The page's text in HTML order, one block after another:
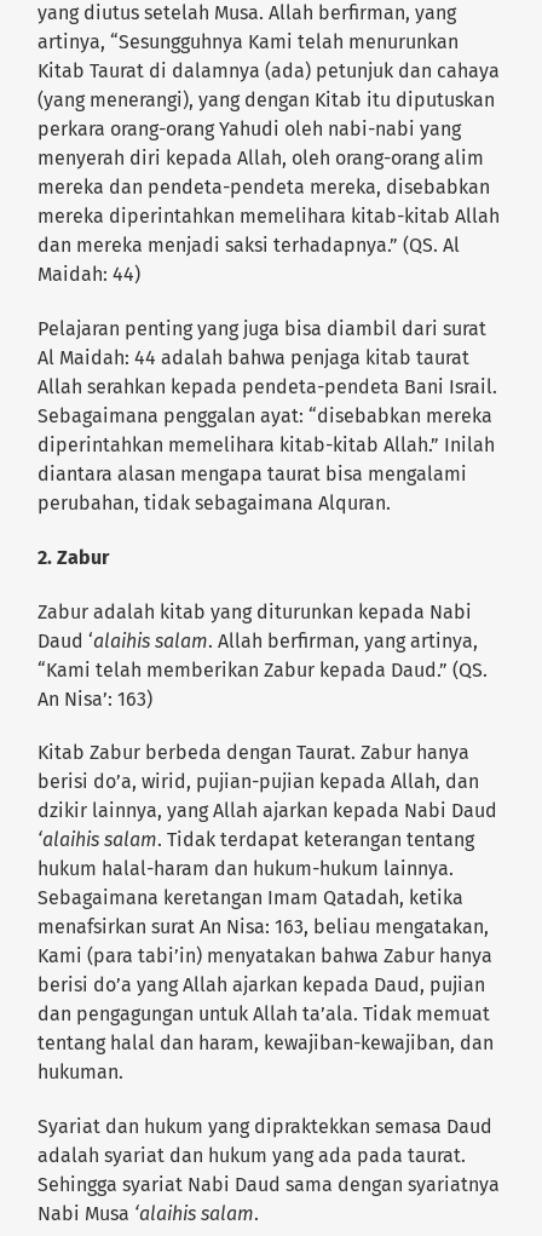
yang diutus setelah Musa. Allah berfirman, yang
artinya, “Sesungguhnya Kami telah menurunkan
Kitab Taurat di dalamnya (ada) petunjuk dan cahaya
(yang menerangi), yang dengan Kitab itu diputuskan
perkara orang-orang Yahudi oleh nabi-nabi yang
menyerah diri kepada Allah, oleh orang-orang alim
mereka dan pendeta-pendeta mereka, disebabkan
mereka diperintahkan memelihara kitab-kitab Allah
dan mereka menjadi saksi terhadapnya.” (QS. Al
Maidah: 44)
Pelajaran penting yang juga bisa diambil dari surat
Al Maidah: 44 adalah bahwa penjaga kitab taurat
Allah serahkan kepada pendeta-pendeta Bani Israil.
Sebagaimana penggalan ayat: “disebabkan mereka
diperintahkan memelihara kitab-kitab Allah.” Inilah
diantara alasan mengapa taurat bisa mengalami
perubahan, tidak sebagaimana Alquran.
2. Zabur
Zabur adalah kitab yang diturunkan kepada Nabi
Daud ‘alaihis salam. Allah berfirman, yang artinya,
“Kami telah memberikan Zabur kepada Daud.” (QS.
An Nisa’: 163)
Kitab Zabur berbeda dengan Taurat. Zabur hanya
berisi do’a, wirid, pujian-pujian kepada Allah, dan
dzikir lainnya, yang Allah ajarkan kepada Nabi Daud
‘alaihis salam. Tidak terdapat keterangan tentang
hukum halal-haram dan hukum-hukum lainnya.
Sebagaimana keretangan Imam Qatadah, ketika
menafsirkan surat An Nisa: 163, beliau mengatakan,
Kami (para tabi’in) menyatakan bahwa Zabur hanya
berisi do’a yang Allah ajarkan kepada Daud, pujian
dan pengagungan untuk Allah ta’ala. Tidak memuat
tentang halal dan haram, kewajiban-kewajiban, dan
hukuman.
Syariat dan hukum yang dipraktekkan semasa Daud
adalah syariat dan hukum yang ada pada taurat.
Sehingga syariat Nabi Daud sama dengan syariatnya
Nabi Musa ‘alaihis salam.